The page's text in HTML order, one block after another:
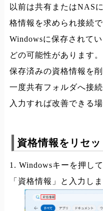
以前は共有またはNAS
格情報を求められ接続
Windowsに保存されて
どの可能性があります。
保存済みの資格情報を
一度共有フォルダへ接
入力すれば改善できる
資格情報をリセッ
1. Windowsキーを押し
「資格情報」と入力しま